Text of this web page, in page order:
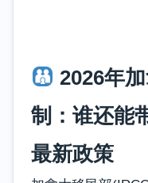
2026年
制：谁还能
最新政策